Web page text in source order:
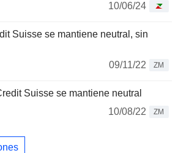
10/06/24
Suisse se mantiene neutral, sin
09/11/22
ZM
Suisse se mantiene neutral
10/08/22
ZM